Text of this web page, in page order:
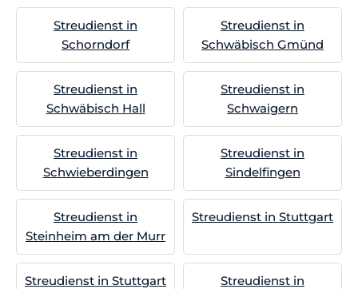
Streudienst in
Schorndorf
Streudienst in
Schwäbisch Gmünd
Streudienst in
Schwäbisch Hall
Streudienst in
Schwaigern
Streudienst in
Schwieberdingen
Streudienst in
Sindelfingen
Streudienst in
Steinheim am der Murr
Streudienst in Stuttgart
Streudienst in Stuttgart
Streudienst in